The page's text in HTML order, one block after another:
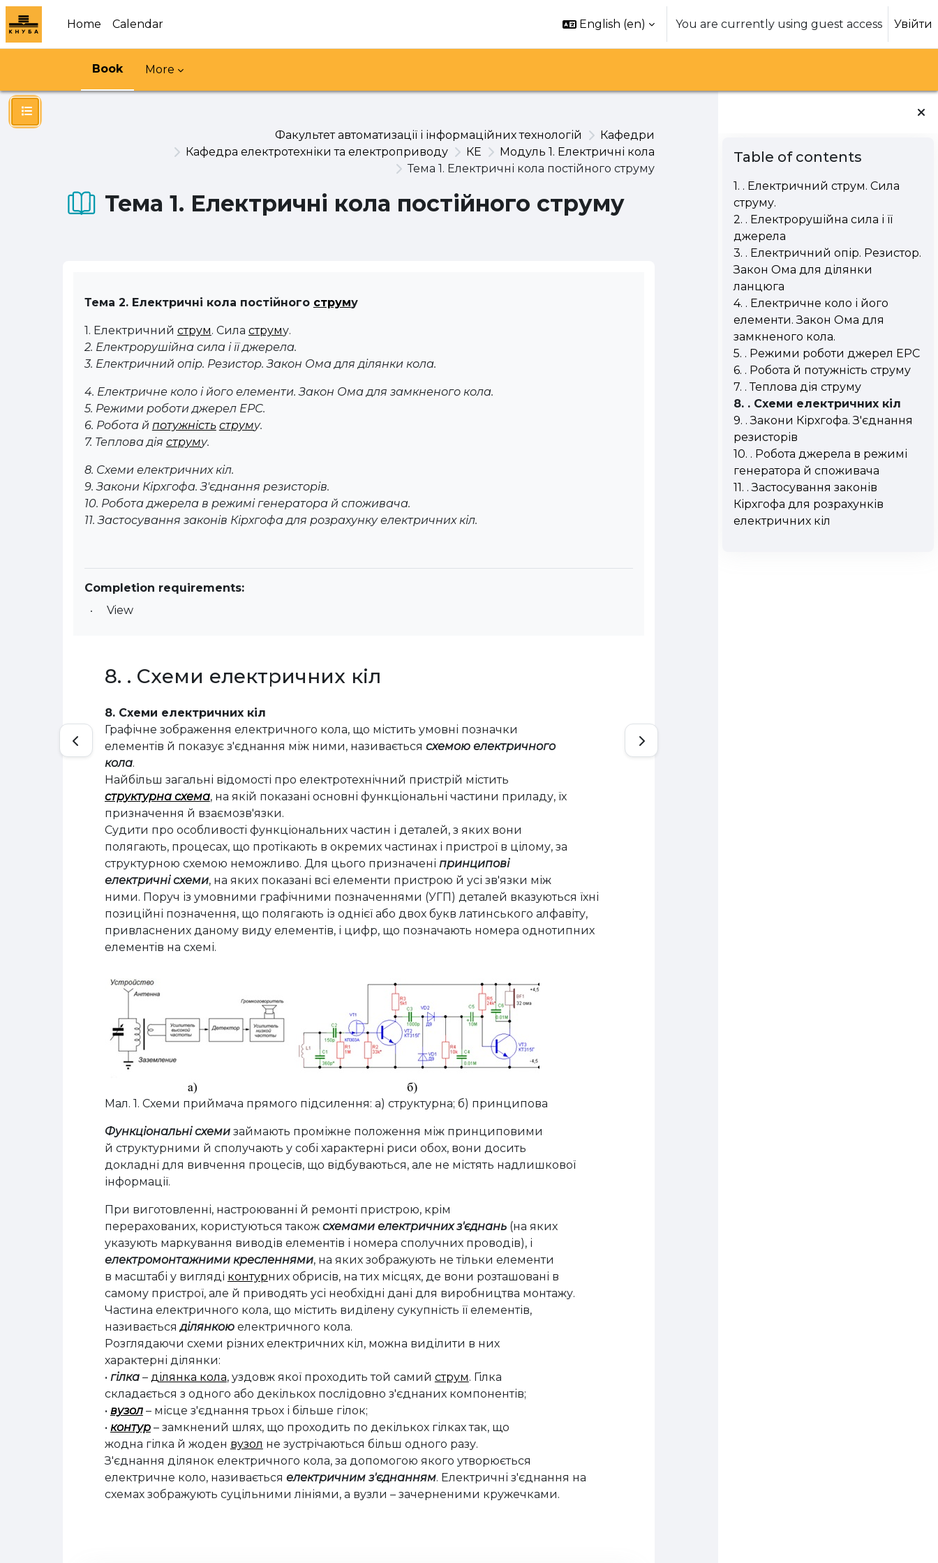
Skip to main content
Home
Calendar English ‎(en)‎ You are currently using guest access Увійти
Book More
Blocks
Table of contents
1. . Електричний струм. Сила
струму.
2. . Електрорушійна сила і її
джерела
3. . Електричний опір. Резистор.
Закон Ома для ділянки
ланцюга
4. . Електричне коло і його
елементи. Закон Ома для
замкненого кола.
5. . Режими роботи джерел ЕРС
6. . Робота й потужність струму
7. . Теплова дія струму
8. . Схеми електричних кіл
9. . Закони Кірхгофа. З'єднання
резисторів
10. . Робота джерела в режимі
генератора й споживача
11. . Застосування законів
Кірхгофа для розрахунків
електричних кіл
Факультет автоматизації і інформаційних технологій
Кафедри
Кафедра електротехніки та електроприводу
КЕ
Модуль 1. Електричні кола
Тема 1. Електричні кола постійного струму
Тема 1. Електричні кола постійного струму
Open course index
Тема 2. Електричні кола постійного струму
1. Електричний струм. Сила струму.
2. Електрорушійна сила і її джерела.
3. Електричний опір. Резистор. Закон Ома для ділянки кола.
4. Електричне коло і його елементи. Закон Ома для замкненого кола.
5. Режими роботи джерел ЕРС.
6. Робота й потужність струму.
7. Теплова дія струму.
8. Схеми електричних кіл.
9. Закони Кірхгофа. З'єднання резисторів.
10. Робота джерела в режимі генератора й споживача.
11. Застосування законів Кірхгофа для розрахунку електричних кіл.
Completion requirements:
View
8. . Схеми електричних кіл
8. Схеми електричних кіл
Графічне зображення електричного кола, що містить умовні позначки
елементів й показує з'єднання між ними, називається схемою електричного
кола.
Найбільш загальні відомості про електротехнічний пристрій містить
структурна схема, на якій показані основні функціональні частини приладу, їх
призначення й взаємозв'язки.
Судити про особливості функціональних частин і деталей, з яких вони
полягають, процесах, що протікають в окремих частинах і пристрої в цілому, за
структурною схемою неможливо. Для цього призначені принципові
електричні схеми, на яких показані всі елементи пристрою й усі зв'язки між
ними. Поруч із умовними графічними позначеннями (УГП) деталей вказуються їхні
позиційні позначення, що полягають із однієї або двох букв латинського алфавіту,
привласнених даному виду елементів, і цифр, що позначають номера однотипних
елементів на схемі.
Мал. 1. Схеми приймача прямого підсилення: а) структурна; б) принципова
Функціональні схеми займають проміжне положення між принциповими
й структурними й сполучають у собі характерні риси обох, вони досить
докладні для вивчення процесів, що відбуваються, але не містять надлишкової
інформації.
При виготовленні, настроюванні й ремонті пристрою, крім
перерахованих, користуються також схемами електричних з'єднань (на яких
указують маркування виводів елементів і номера сполучних проводів), і
електромонтажними кресленнями, на яких зображують не тільки елементи
в масштабі у вигляді контурних обрисів, на тих місцях, де вони розташовані в
самому пристрої, але й приводять усі необхідні дані для виробництва монтажу.
Частина електричного кола, що містить виділену сукупність її елементів,
називаєтьсяділянкою електричного кола.
Розглядаючи схеми різних електричних кіл, можна виділити в них
характерні ділянки:
• гілка – ділянка кола, уздовж якої проходить той самий струм. Гілка
складається з одного або декількох послідовно з'єднаних компонентів;
• вузол – місце з'єднання трьох і більше гілок;
• контур – замкнений шлях, що проходить по декількох гілках так, що
жодна гілка й жоден вузол не зустрічаються більш одного разу.
З'єднання ділянок електричного кола, за допомогою якого утворюється
електричне коло, називається електричним з'єднанням. Електричні з'єднання на
схемах зображують суцільними лініями, а вузли – зачерненими кружечками.